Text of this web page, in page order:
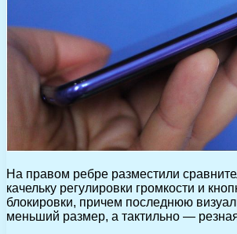
На правом ребре разместили
качельку регулировки громкости и
блокировки, причем последнюю
меньший размер, а тактильно —